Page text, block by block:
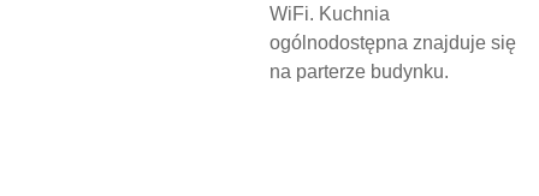
WiFi. Kuchnia
ogólnodostępna znajduje się
na parterze budynku.